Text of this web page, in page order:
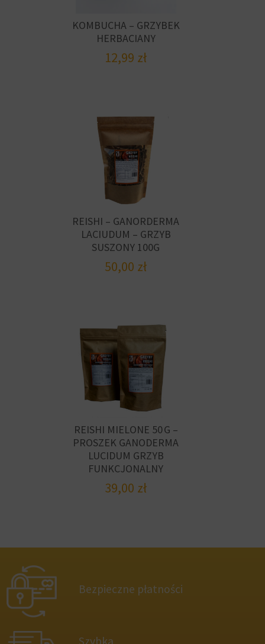
KOMBUCHA – GRZYBEK
HERBACIANY
12,99 zł
REISHI – GANORDERMA
LACIUDUM – GRZYB
SUSZONY 100G
50,00 zł
REISHI MIELONE 50 G –
PROSZEK GANODERMA
LUCIDUM GRZYB
FUNKCJONALNY
39,00 zł
Bezpieczne płatności
Szybka